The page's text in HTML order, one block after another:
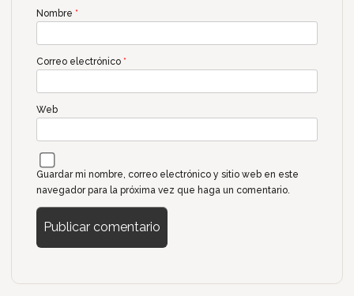
Nombre *
Correo electrónico *
Web
Guardar mi nombre, correo electrónico y sitio web en este
navegador para la próxima vez que haga un comentario.